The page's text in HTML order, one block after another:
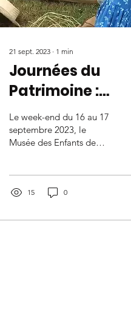
21 sept. 2023 ∙ 1 min
Journées du
Patrimoine :
succès de notre
week-end créatif
à destination des
enfants
Le week-end du 16 au 17
septembre 2023, le
Musée des Enfants de
sur...
15 0